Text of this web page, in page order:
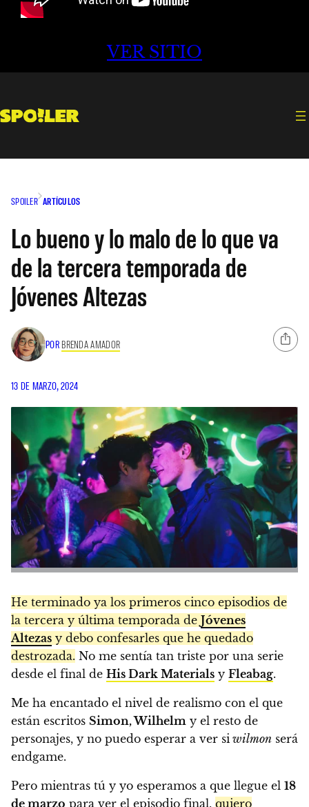
VER SITIO
SPOILER ARTÍCULOS
Lo bueno y lo malo de lo que va
de la tercera temporada de
Jóvenes Altezas
POR BRENDA AMADOR
13 DE MARZO, 2024
He terminado ya los primeros cinco episodios de
la tercera y última temporada de Jóvenes
Altezas y debo confesarles que he quedado
destrozada. No me sentía tan triste por una serie
desde el final de His Dark Materials y Fleabag.
Me ha encantado el nivel de realismo con el que
están escritos Simon, Wilhelm y el resto de
personajes, y no puedo esperar a ver siwilmon será
endgame.
Pero mientras tú y yo esperamos a que llegue el 18
de marzo para ver el episodio final, quiero